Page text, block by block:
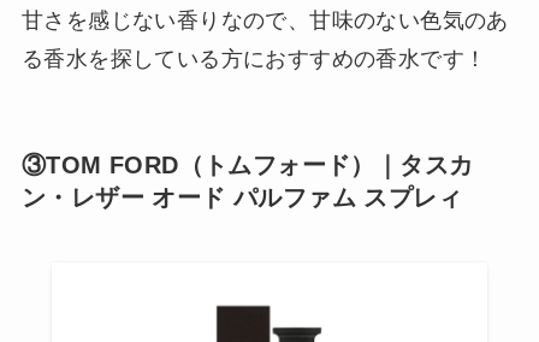
甘さを感じない香りなので、甘味のない色気のあ
る香水を探している方におすすめの香水です！
③TOM FORD（トムフォード）｜タスカ
ン・レザー オード パルファム スプレィ